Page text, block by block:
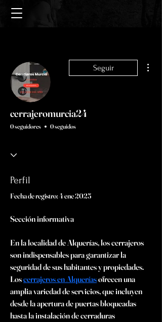
Seguir
cerrajeromurcia24
0 seguidores 0 seguidos
Perfil
Fecha de registro: 4 ene 2025
Sección informativa
En la localidad de Alquerías, los cerrajeros
son indispensables para garantizar la
seguridad de sus habitantes y propiedades.
Los cerrajeros en Alquerías ofrecen una
amplia variedad de servicios, que incluyen
desde la apertura de puertas bloqueadas
hasta la instalación de cerraduras